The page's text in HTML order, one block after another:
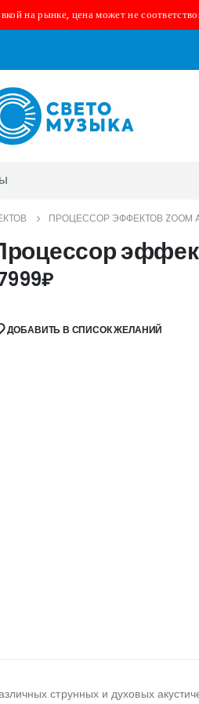
на рынке, цена может не
ПРОЦЕССОР ЭФФЕКТОВ ZOOM
₽
ДОБАВИТЬ В СПИСОК ЖЕЛАНИЙ
струнных и духовых